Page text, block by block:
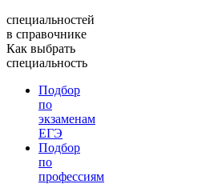
специальностей
в справочнике
Как выбрать
специальность
Подбор
по
экзаменам
ЕГЭ
Подбор
по
профессиям